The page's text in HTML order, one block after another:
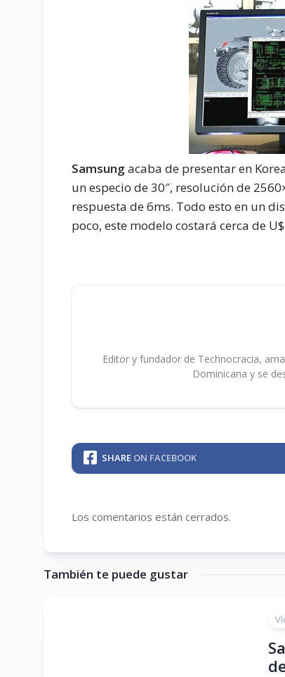
Samsung acaba de presentar en
un especio de 30″, resolución de
respuesta de 6ms. Todo esto en un
poco, este modelo costará cerca de
Editor y fundador de Technocracia,
Dominicana y se
SHARE ON FACEBOOK
Los comentarios están cerrados.
También te puede gustar